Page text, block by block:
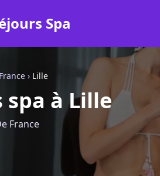
Spa
› Lille
spa à Lille
France